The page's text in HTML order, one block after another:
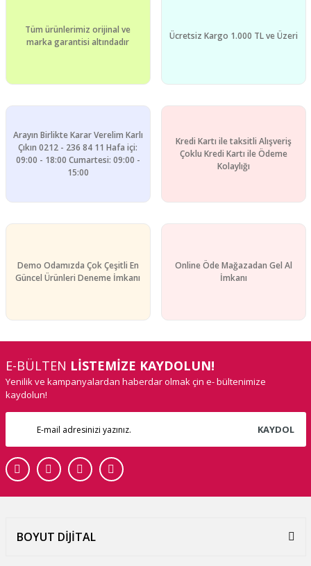
Ürün fiyatı diğer sitelerden daha pahalı.
Tüm ürünlerimiz orijinal ve
marka garantisi altındadır
Ücretsiz Kargo 1.000 TL ve Üzeri
Arayın Birlikte Karar Verelim Karlı
Çıkın 0212 - 236 84 11 Hafa içi:
09:00 - 18:00 Cumartesi: 09:00 -
15:00
Kredi Kartı ile taksitli Alışveriş
Çoklu Kredi Kartı ile Ödeme
Kolaylığı
Demo Odamızda Çok Çeşitli En
Güncel Ürünleri Deneme İmkanı
Online Öde Mağazadan Gel Al
İmkanı
E-BÜLTEN LİSTEMİZE KAYDOLUN!
Yenilik ve kampanyalardan haberdar olmak çin e- bültenimize
kaydolun!
KAYDOL
BOYUT DİJİTAL